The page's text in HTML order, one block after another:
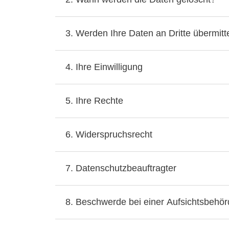
3. Werden Ihre Daten an Dritte
4. Ihre Einwilligung
5. Ihre Rechte
6. Widerspruchsrecht
7. Datenschutzbeauftragter
8. Beschwerde bei einer